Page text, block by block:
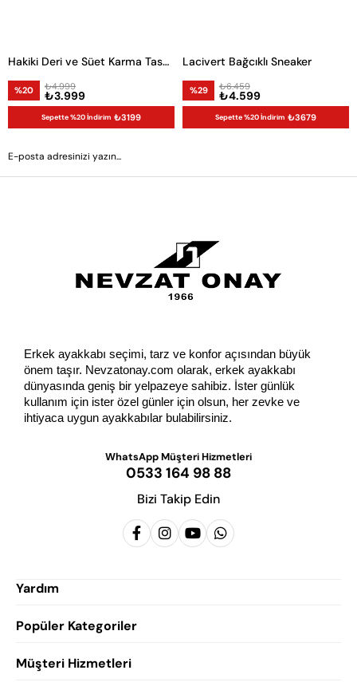
Hakiki Deri ve Süet Karma Tasarım Erkek Sneaker
%20 ₺3.999
₺4.999
Sepette %20 İndirim ₺3199
Lacivert Bağcıklı Sneaker
%29 ₺4.599
₺6.459
Sepette %20 İndirim ₺3679
Erkek ayakkabı seçimi, tarz ve konfor açısından büyük
önem taşır. Nevzatonay.com olarak, erkek ayakkabı
dünyasında geniş bir yelpazeye sahibiz. İster günlük
kullanım için ister özel günler için olsun, her zevke ve
ihtiyaca uygun ayakkabılar bulabilirsiniz.
WhatsApp Müşteri Hizmetleri
0533 164 98 88
Bizi Takip Edin
Yardım
Popüler Kategoriler
Erkek Klasik Ayakkabı
Müşteri Hizmetleri